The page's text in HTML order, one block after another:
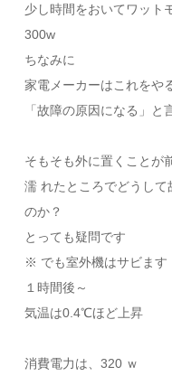
少し時間をおいてワット
300w
ちなみに
家電メーカーはこれをや
「故障の原因になる」と
そもそも外に置くことが
濡 れたところでどうし
のか？
とっても疑問です
※ でも室外機はサビます
１時間後～
気温は0.4℃ほど上昇
消費電力は、320 ｗ